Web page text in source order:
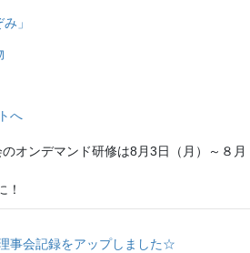
」
へ
オンデマンド研修は8月3日（月）～８月
！
事会記録をアップしました☆